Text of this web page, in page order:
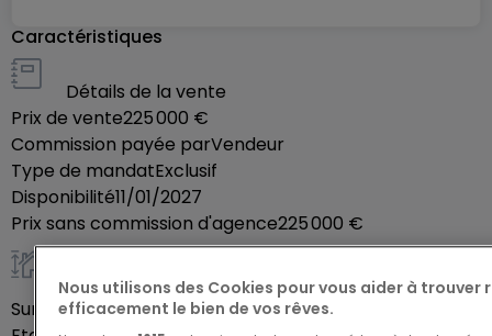
sont à la hauteur de vos attentes les plus élevées.
garantit une chaleur douce et enveloppante tout
au long de l'année. Les finitions haut-de-gamme,
telles que le carrelage au design raffiné et
l'utilisation de matériaux de qualité, ajoutent une
touche d'élégance à votre espace de vie. De plus,
vous avez la possibilité de personnaliser certains
éléments pour créer un logement qui vous
ressemble et qui répond à vos aspirations.
Caractéristiques
Détails de la vente
Prix de vente225 000 €
Commission payée parVendeur
Type de mandatExclusif
Disponibilité11/01/2027
Prix sans commission d'agence225 000 €
Général
Surface habitable70,86m²
Nous utilisons des Cookies pour vous aider à trouver
efficacement le bien de vos rêves.